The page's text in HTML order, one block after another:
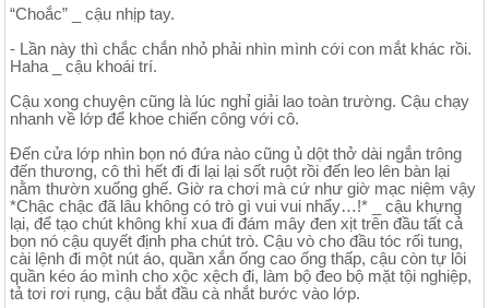
“Choắc” _ cậu nhịp tay.
- Lần này thì chắc chắn nhỏ phải nhìn mình cới con mắt khác rồi.
Haha _ cậu khoái trí.
Cậu xong chuyện cũng là lúc nghỉ giải lao toàn trường. Cậu chạy
nhanh về lớp để khoe chiến công với cô.
Đến cửa lớp nhìn bọn nó đứa nào cũng ủ dột thở dài ngắn trông
đến thương, cô thì hết đi đi lại lại sốt ruột rồi đến leo lên bàn lại
nằm thườn xuống ghế. Giờ ra chơi mà cứ như giờ mạc niệm vậy
*Chậc chậc đã lâu không có trò gì vui vui nhẩy…!* _ cậu khựng
lại, để tạo chút không khí xua đi đám mây đen xịt trên đầu tất cả
bọn nó cậu quyết định pha chút trò. Cậu vò cho đầu tóc rối tung,
cài lệnh đi một nút áo, quần xắn ống cao ống thấp, cậu còn tự lôi
quần kéo áo mình cho xộc xệch đi, làm bộ đeo bộ mặt tội nghiệp,
tả tơi rơi rụng, cậu bắt đầu cà nhắt bước vào lớp.